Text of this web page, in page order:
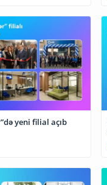
yeni filial açıb